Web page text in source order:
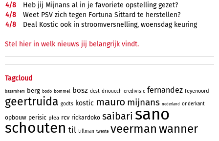
4/8
Heb jij Mijnans al in je favoriete opstelling gezet?
4/8
Weet PSV zich tegen Fortuna Sittard te herstellen?
4/8 Deal Kostic ook in stroomversnelling, woensdag keuring
Stel hier in welk nieuws jij belangrijk vindt.
Tagcloud
basarnhem berg bodo bommel bosz dest driouech eredivisie fernandez feyenoord
geertruida godts kostic mauro mijnans nederland onderkant
opbouw perisic plea rcv rickardoko saibari sano
schouten til tillman twente veerman wanner